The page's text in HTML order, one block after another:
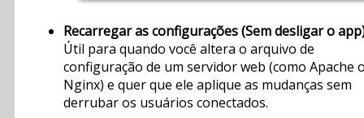
Recarregar as configurações (Sem desligar o
Útil para quando você altera o arquivo de
configuração de um servidor web (como Apache
Nginx) e quer que ele aplique as mudanças sem
derrubar os usuários conectados.